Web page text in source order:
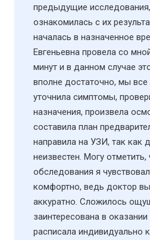
предыдущие
ознакомилась с их
началась в назначенное
Евгеньевна провела со
минут и в данном случае
вполне достаточно, мы все
уточнила симптомы,
назначения, произвела
составила план
направила на УЗИ​, так как
неизвестен. Могу
обследования я
комфортно, ведь доктор
аккуратно. Сложилось
заинтересована в
расписала индивидуально